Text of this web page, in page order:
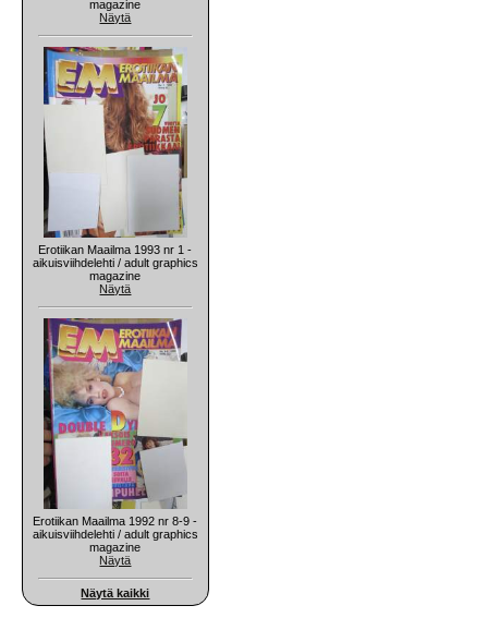
magazine
Näytä
Erotiikan Maailma 1993 nr 1 -
aikuisviihdelehti / adult graphics
magazine
Näytä
Erotiikan Maailma 1992 nr 8-9 -
aikuisviihdelehti / adult graphics
magazine
Näytä
Näytä kaikki